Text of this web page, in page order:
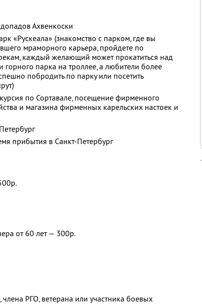
Ахвенкоски
«Рускеала» (знакомство с парком, где вы
мраморного карьера, пройдете по
каждый желающий может прокатиться над
парка на троллее, а любители более
побродить по парку или посетить
по Сортавале, посещение фирменного
и магазина фирменных карельских настоек и
прибытия в Санкт-Петербург
от 60 лет — 300р.
члена РГО, ветерана или участника боевых